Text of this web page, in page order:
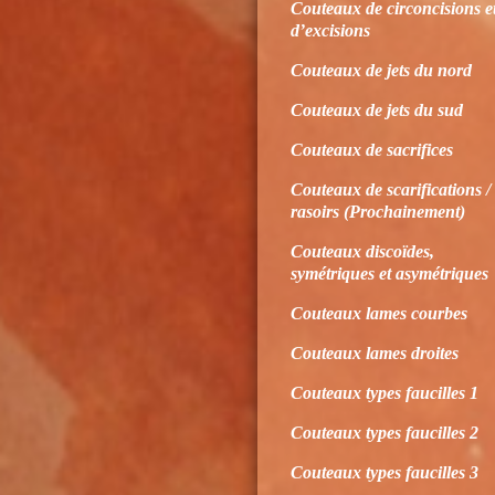
Couteaux de circoncisions
d’excisions
Couteaux de jets du nord
Couteaux de jets du sud
Couteaux de sacrifices
Couteaux de scarifications /
rasoirs (Prochainement)
Couteaux discoïdes,
symétriques et asymétriques
Couteaux lames courbes
Couteaux lames droites
Couteaux types faucilles 1
Couteaux types faucilles 2
Couteaux types faucilles 3